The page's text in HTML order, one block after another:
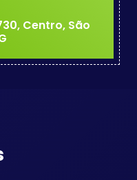
Centro, São